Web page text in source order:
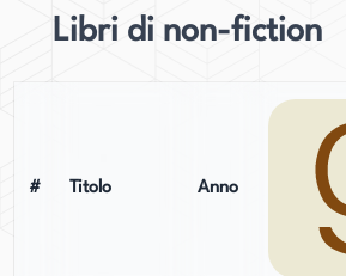
Libri di non-fiction
# Titolo Anno